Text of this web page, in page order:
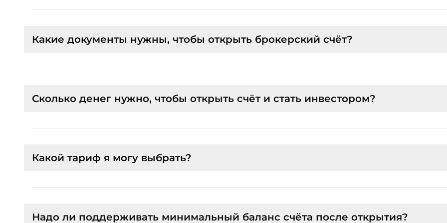
Если у вас нет открытого банковского счета, то для открытия брокерского счета необходимо пройти регистрацию в
Какие документы нужны, чтобы открыть брокерский счёт?
Сколько денег нужно, чтобы открыть счёт и стать инвестором?
Какой тариф я могу выбрать?
Надо ли поддерживать минимальный баланс счёта после открытия?